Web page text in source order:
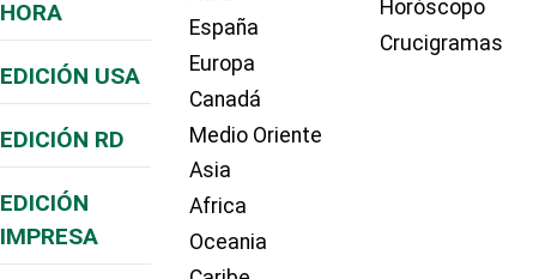
HORA
EDICIÓN USA
EDICIÓN RD
EDICIÓN
IMPRESA
España
Europa
Canadá
Medio Oriente
Asia
Africa
Oceania
Horóscopo
Crucigramas